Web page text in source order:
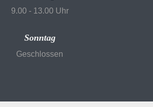
9.00 - 13.00 Uhr
Sonntag
Geschlossen